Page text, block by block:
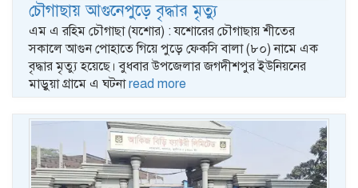
চৌগাছায় আগুনেপুড়ে বৃদ্ধার মৃত্যু
এম এ রহিম চৌগাছা (যশোর) : যশোরের চৌগাছায় শীতের
সকালে আগুন পোহাতে গিয়ে পুড়ে ফেকসি বালা (৮০) নামে এক
বৃদ্ধার মৃত্যু হয়েছে। বুধবার উপজেলার জগদীশপুর ইউনিয়নের
মাড়ুয়া গ্রামে এ ঘটনাread more